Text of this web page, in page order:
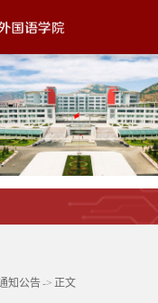
知公告-> 正文